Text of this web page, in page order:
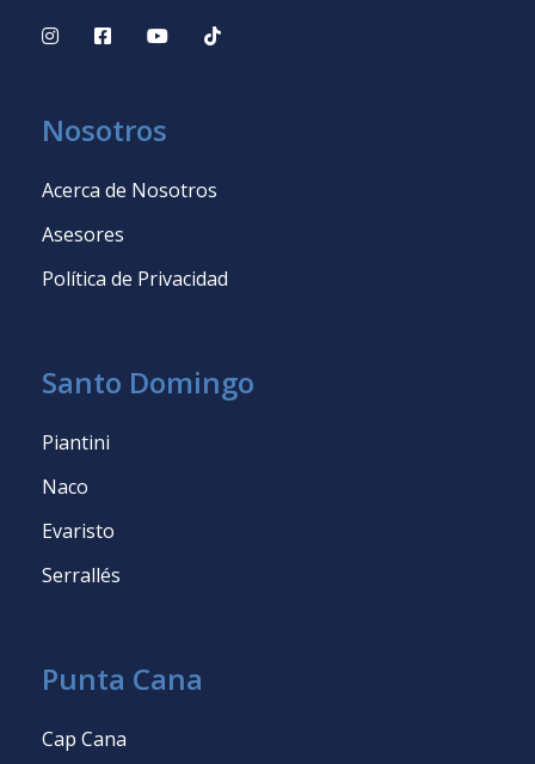
Nosotros
Acerca de Nosotros
Asesores
Política de Privacidad
Santo Domingo
Piantini
Naco
Evaristo
Serrallés
Punta Cana
Cap Cana